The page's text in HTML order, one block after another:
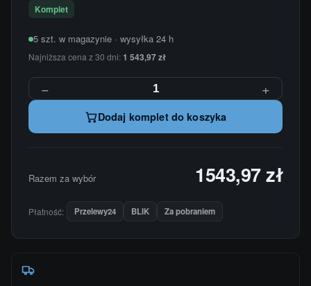
Komplet
5 szt. w magazynie · wysyłka 24 h
Najniższa cena z 30 dni:1 543,97 zł
− +
Dodaj komplet do koszyka
Razem za wybór 1543,97 zł
Płatność: Przelewy24 BLIK Za pobraniem